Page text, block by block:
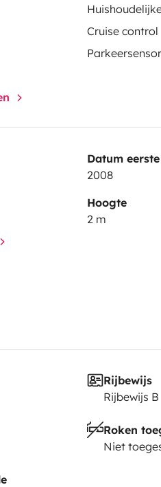
Cruise control
Datum
2008
Hoogte
2 m
Rijbewijs
Rijbewijs B
Roken
Niet